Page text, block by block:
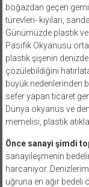
boğazdan geçen
türevleri- kıyıları,
Günümüzde plastik
Pasifik Okyanusu
plastik şişenin
çözülebildiğini
büyük nedenlerinden
sefer yapan ticaret
Dünya okyanus ve
memelisi, plastik
Önce sanayi şimdi
sanayileşmenin
harcanıyor.
uğruna en ağır bedeli